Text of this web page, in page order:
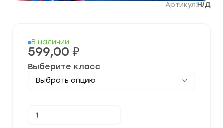
Артикул:Н/Д
В наличии
599,00 ₽
Выберите класс
товара